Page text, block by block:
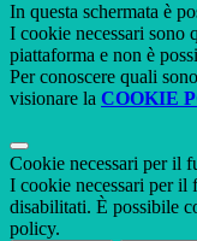
In questa schermata è
I cookie necessari sono
piattaforma e non è
Per conoscere quali
visionare la COOKIE
Cookie necessari per il
I cookie necessari per il
disabilitati. È possibile
policy.